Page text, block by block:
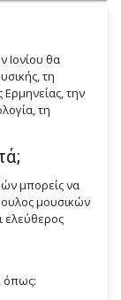
Ιονίου θα
τη
την
τη
μπορείς να
μουσικών
ελεύθερος
όπως: